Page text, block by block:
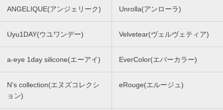
ANGELIQUE(アンジェリーク) Unrolla(アンローラ)
Uyu1DAY(ウユワンデー) Velvetear(ヴェルヴェティア)
a-eye 1day silicone(エーアイ) EverColor(エバーカラー)
N’s collection(エヌズコレクシ
ョン)
eRouge(エルージュ)